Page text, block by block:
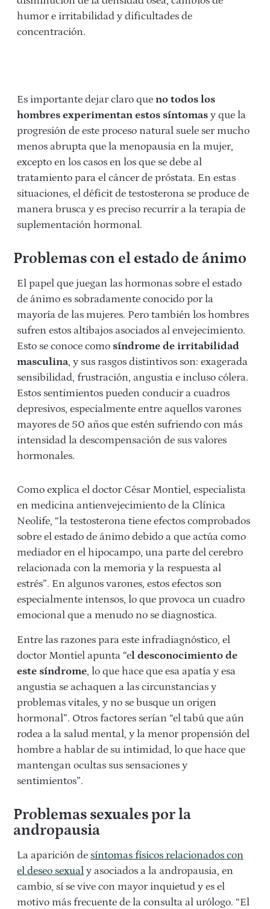
humor e irritabilidad y dificultades de
concentración.
Es importante dejar claro que no todos los
hombres experimentan estos síntomas y que la
progresión de este proceso natural suele ser mucho
menos abrupta que la menopausia en la mujer,
excepto en los casos en los que se debe al
tratamiento para el cáncer de próstata. En estas
situaciones, el déficit de testosterona se produce de
manera brusca y es preciso recurrir a la terapia de
suplementación hormonal.
Problemas con el estado de ánimo
El papel que juegan las hormonas sobre el estado
de ánimo es sobradamente conocido por la
mayoría de las mujeres. Pero también los hombres
sufren estos altibajos asociados al envejecimiento.
Esto se conoce como síndrome de irritabilidad
masculina, y sus rasgos distintivos son: exagerada
sensibilidad, frustración, angustia e incluso cólera.
Estos sentimientos pueden conducir a cuadros
depresivos, especialmente entre aquellos varones
mayores de 50 años que estén sufriendo con más
intensidad la descompensación de sus valores
hormonales.
Como explica el doctor César Montiel, especialista
en medicina antienvejecimiento de la Clínica
Neolife, “la testosterona tiene efectos comprobados
sobre el estado de ánimo debido a que actúa como
mediador en el hipocampo, una parte del cerebro
relacionada con la memoria y la respuesta al
estrés”. En algunos varones, estos efectos son
especialmente intensos, lo que provoca un cuadro
emocional que a menudo no se diagnostica.
Entre las razones para este infradiagnóstico, el
doctor Montiel apunta “el desconocimiento de
este síndrome, lo que hace que esa apatía y esa
angustia se achaquen a las circunstancias y
problemas vitales, y no se busque un origen
hormonal”. Otros factores serían “el tabú que aún
rodea a la salud mental, y la menor propensión del
hombre a hablar de su intimidad, lo que hace que
mantengan ocultas sus sensaciones y
sentimientos”.
Problemas sexuales por la
andropausia
La aparición de síntomas físicos relacionados con
el deseo sexual y asociados a la andropausia, en
cambio, sí se vive con mayor inquietud y es el
motivo más frecuente de la consulta al urólogo. “El